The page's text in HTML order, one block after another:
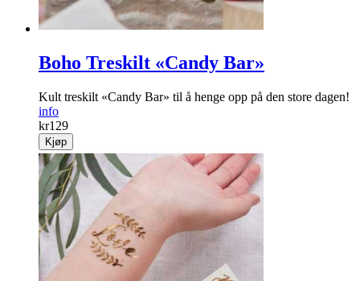
Boho Treskilt «Candy Bar»
Kult treskilt «Candy Bar» til å henge opp på den store dagen!
info
kr129
Kjøp